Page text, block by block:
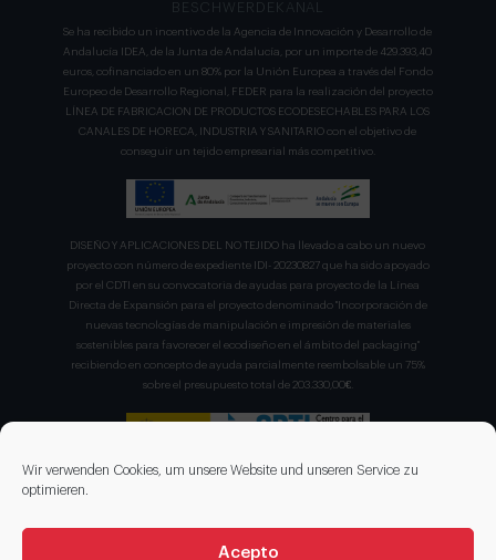
Wir verwenden Cookies, um unsere Website und unseren Service zu
optimieren.
Acepto
BESCHWERDEKANAL
Se ha recibido un incentivo de la Agencia de Innovación y Desarrollo de
Andalucía IDEA, de la Junta de Andalucía, por un importe de 429.393,40
euros, cofinanciado en un 80% por la Unión Europea a través del Fondo
Europeo de Desarrollo Regional, FEDER para la realización del proyecto
LÍNEA DE FABRICACION DE PRODUCTOS ECODESECHABLES PARA LOS
CANALES DE HORECA, INDUSTRIA Y SANITARIO con el objetivo de
conseguir un tejido empresarial más competitivo.
DISEÑO Y APLICACIONES DEL NO TEJIDO ha llevado a cabo un nuevo
proyecto con número de expediente IDI- 20230827 que ha sido apoyado
por el CDTI en su convocatoria de ayudas para proyecto de la Línea
Directa de Expansión para el proyecto denominado "Incorporación de
nuevas tecnologías de manipulación e impresión de materiales
sostenibles para favorecer el ecodiseño en el ámbito del packaging"
recibiendo en concepto de ayuda parcialmente reembolsable un 75%
sobre el presupuesto total de 203.330,00€.